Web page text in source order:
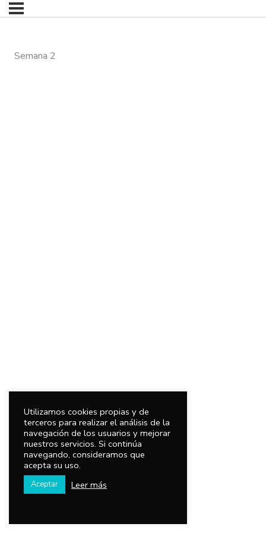
Semana 2
Utilizamos cookies propias y de
terceros para realizar el análisis de la
navegación de los usuarios y mejorar
nuestros servicios. Si continúa
navegando, consideramos que
acepta su uso.
Aceptar Leer más